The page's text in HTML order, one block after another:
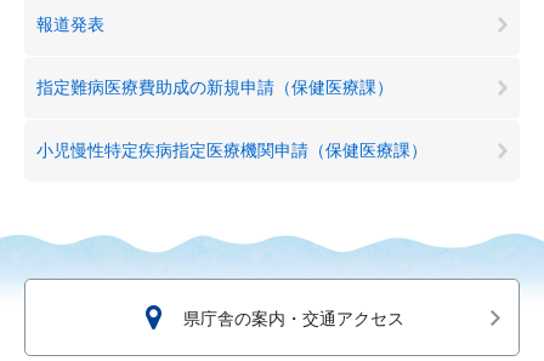
報道発表
指定難病医療費助成の新規申請（保健医療課）
小児慢性特定疾病指定医療機関申請（保健医療課）
県庁舎の案内・交通アクセス